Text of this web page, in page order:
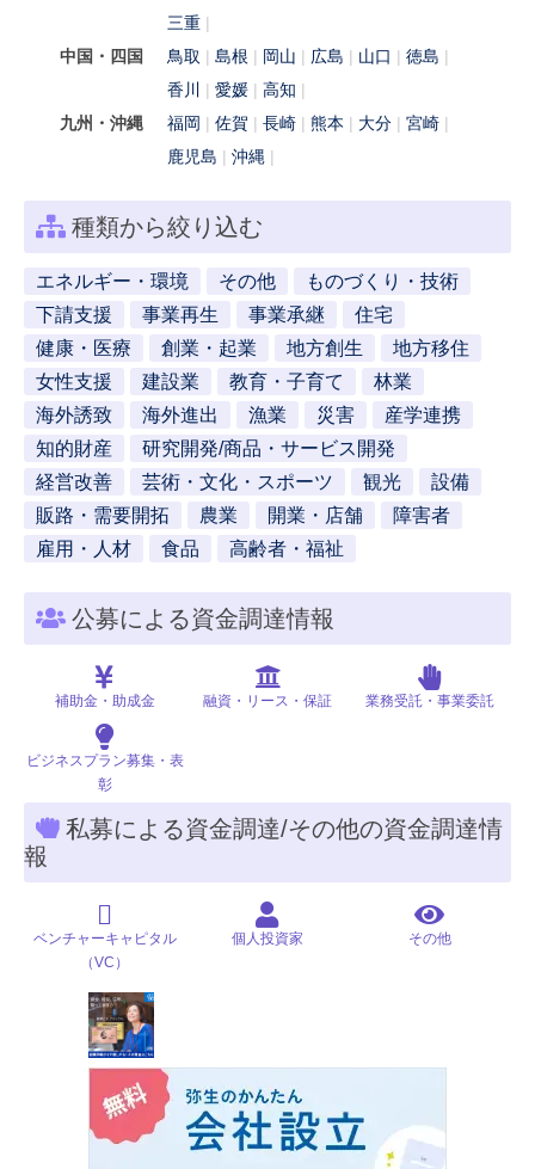
三重
中国・四国
鳥取 島根 岡山 広島 山口
徳島
香川
愛媛
高知
九州・沖縄
福岡 佐賀 長崎 熊本 大分
宮崎
鹿児島
沖縄
種類から絞り込む
エネルギー・環境 その他
ものづくり・技術
下請支援
事業再生 事業承継
住宅
健康・医療
創業・起業 地方創生
地方移住
女性支援
建設業 教育・子育て
林業
海外誘致
海外進出 漁業 災害
産学連携
知的財産
研究開発/商品・サービス開発
経営改善
芸術・文化・スポーツ 観光
設備
販路・需要開拓
農業 開業・店舗
障害者
雇用・人材
食品 高齢者・福祉
公募による資金調達情報
補助金・助成金 融資・リース・保証 業務受託・事業委託
ビジネスプラン募集・表
彰
私募による資金調達/その他の資金調達情
報
ベンチャーキャピタル
（VC）
個人投資家 その他